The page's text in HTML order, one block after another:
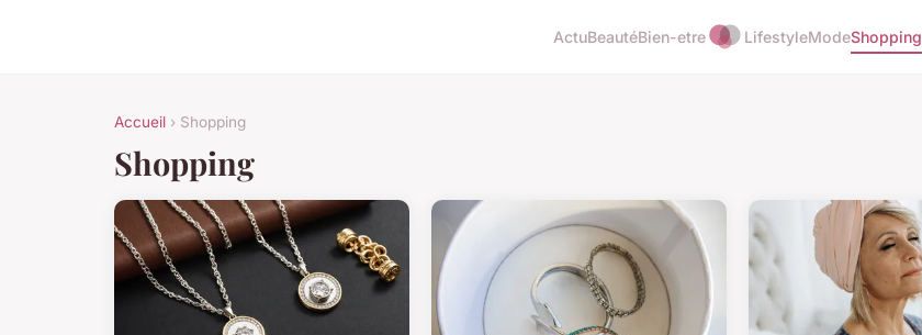
ActuBeautéBien-etre LifestyleModeShopping
Accueil › Shopping
Shopping